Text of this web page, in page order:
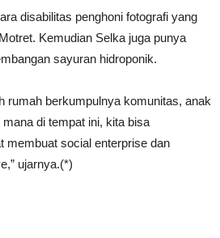
disabilitas penghoni fotografi yang
Kemudian Selka juga punya
sayuran hidroponik.
rumah berkumpulnya komunitas, anak
di tempat ini, kita bisa
membuat social enterprise dan
ujarnya.(*)